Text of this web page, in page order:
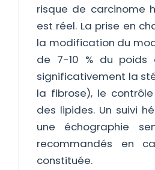
risque de carcinome
est réel. La prise en
la modification du
de 7-10 % du poids
significativement la
la fibrose), le
des lipides. Un suivi
une échographie
recommandés en
constituée.